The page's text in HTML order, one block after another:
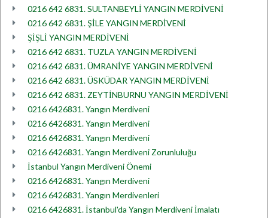
0216 642 6831. SULTANBEYLİ YANGIN MERDİVENİ
0216 642 6831. ŞİLE YANGIN MERDİVENİ
ŞİŞLİ YANGIN MERDİVENİ
0216 642 6831. TUZLA YANGIN MERDİVENİ
0216 642 6831. ÜMRANİYE YANGIN MERDİVENİ
0216 642 6831. ÜSKÜDAR YANGIN MERDİVENİ
0216 642 6831. ZEYTİNBURNU YANGIN MERDİVENİ
0216 6426831. Yangın Merdiveni
0216 6426831. Yangın Merdiveni
0216 6426831. Yangın Merdiveni
0216 6426831. Yangın Merdiveni Zorunluluğu
İstanbul Yangın Merdiveni Önemi
0216 6426831. Yangın Merdiveni
0216 6426831. Yangın Merdivenleri
0216 6426831. İstanbul'da Yangın Merdiveni İmalatı